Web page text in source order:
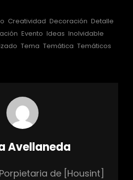
Creatividad Decoración Detalle
Evento Ideas Inolvidable
Tema Temática Temáticos
Avellaneda
de [Housint]